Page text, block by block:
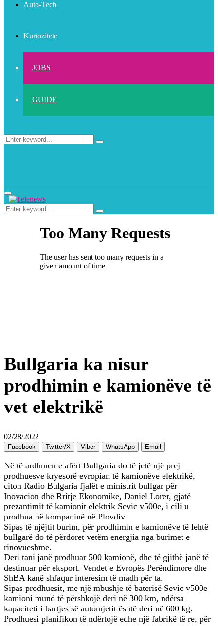
Auto-Tech
Kuriozitete
JOBS
GUIDE
Search
Search
Primary
Menu
Search
for:
Search
Bullgaria ka nisur
prodhimin e kamionëve të
vet elektrikë
02/28/2022
Facebook Twitter/X Viber WhatsApp Email
Në të ardhmen e afërt Bullgaria do të jetë një prej
prodhuesve kryesorë evropian të kamionëve elektrikë,
citon Radio Bulgaria fjalët e ministrit bullgar për
Inovacion dhe Rritje Ekonomike, Daniel Lorer, gjatë
prezantimit të kamionit elektrik Sevic v500e, i cili u
prodhua në kompaninë në Plovdiv.
Sipas të njëjtit burim, për prodhimin e kamionëve të lehtë
bullgarë do të përdoret vetëm energjia nga burimet e
rinovueshme.
Deri tani janë prodhuar 500 kamionë, dhe të gjithë janë të
destinuar për eksport. Vendet e Evropës Perëndimore dhe
ShBA kanë shfaqur interesim të madh për ta.
Sipas prodhuesit, me një mbushje të baterisë Sevic v500e
kamioni mund të përshkojë deri në 300 km, ndërsa
kapaciteti i bartjes së automjetit është deri në 600 kg.
Prodhuesi planifikon të ndërtojë edhe një fabrikë të re, për